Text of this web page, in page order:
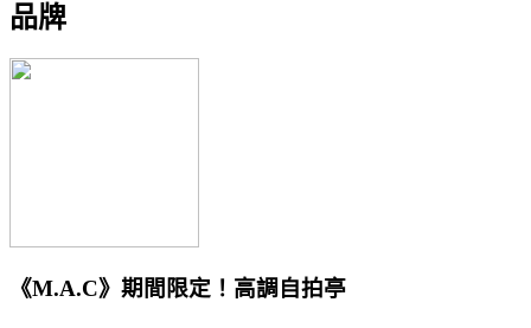
品牌
《M.A.C》期間限定！高調自拍亭